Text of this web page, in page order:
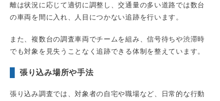
離は状況に応じて適切に調整し、交通量の多い道路では数台
の車両を間に入れ、人目につかない追跡を行います。
また、複数台の調査車両でチームを組み、信号待ちや渋滞時
でも対象を見失うことなく追跡できる体制を整えています。
張り込み場所や手法
張り込み調査では、対象者の自宅や職場など、日常的な行動